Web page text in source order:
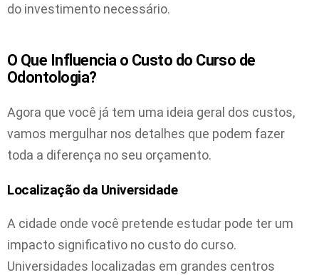
do investimento necessário.
O Que Influencia o Custo do Curso de
Odontologia?
Agora que você já tem uma ideia geral dos custos,
vamos mergulhar nos detalhes que podem fazer
toda a diferença no seu orçamento.
Localização da Universidade
A cidade onde você pretende estudar pode ter um
impacto significativo no custo do curso.
Universidades localizadas em grandes centros